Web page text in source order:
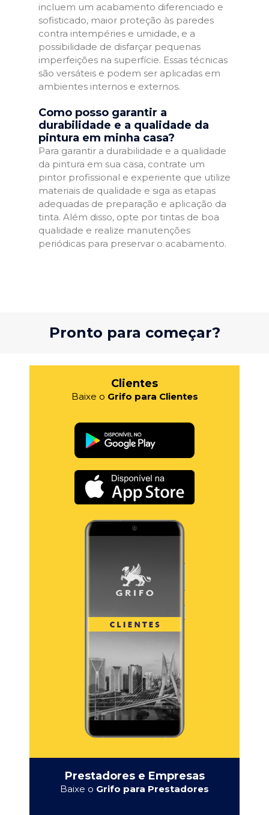
incluem um acabamento diferenciado e
sofisticado, maior proteção às paredes
contra intempéries e umidade, e a
possibilidade de disfarçar pequenas
imperfeições na superfície. Essas técnicas
são versáteis e podem ser aplicadas em
ambientes internos e externos.
Como posso garantir a
durabilidade e a qualidade da
pintura em minha casa?
Para garantir a durabilidade e a qualidade
da pintura em sua casa, contrate um
pintor profissional e experiente que utilize
materiais de qualidade e siga as etapas
adequadas de preparação e aplicação da
tinta. Além disso, opte por tintas de boa
qualidade e realize manutenções
periódicas para preservar o acabamento.
Pronto para começar?
Clientes
Baixe o Grifo para Clientes
Prestadores e Empresas
Baixe o Grifo para Prestadores